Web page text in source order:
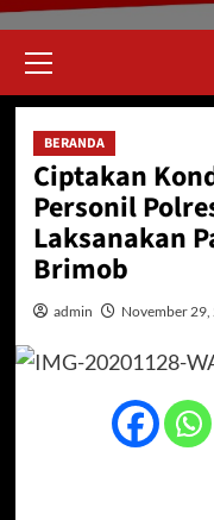
Menu
BERANDA
Ciptakan
Personil
Laksanakan
Brimob
admin November 29,